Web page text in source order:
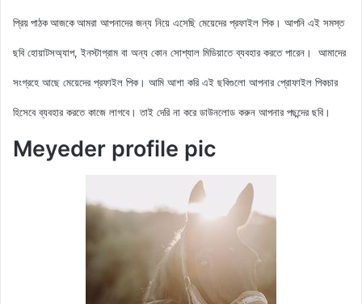
প্রিয় পাঠক আজকেআমরা আপনাদের জন্য নিয়ে এসেছি মেয়েদের প্রফাইল পিক। আপনি এই সমস্ত
ছবি হোয়াটসঅ্যাপ, ইনস্টাগ্রাম বা অন্য কোন সোশ্যাল মিডিয়াতে ব্যবহার করতে পারেন। আমাদের
সংগ্রহে আছে মেয়েদের প্রফাইল পিক। আমি আশা করি এই ছবিগুলো আপনার প্রোফাইল পিকচার
হিসেবে ব্যবহার করতে কাজে লাগবে। তাই দেরি না করে ডাউনলোড করুন আপনার পছন্দের ছবি।
Meyeder profile pic